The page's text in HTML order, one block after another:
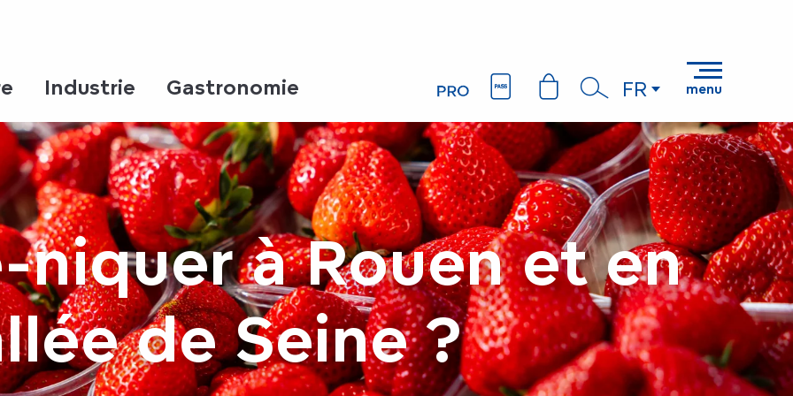
Recherche
FR menu
Industrie Gastronomie
niquer à Rouen et en
de Seine ?